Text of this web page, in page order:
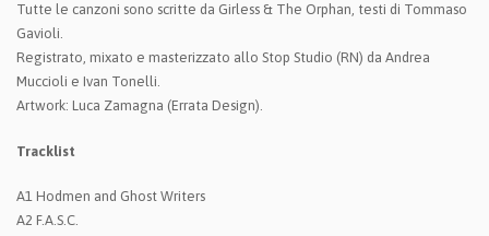
Tutte le canzoni sono scritte da Girless & The Orphan, testi di Tommaso
Gavioli.
Registrato, mixato e masterizzato allo Stop Studio (RN) da Andrea
Muccioli e Ivan Tonelli.
Artwork: Luca Zamagna (Errata Design).
Tracklist
A1 Hodmen and Ghost Writers
A2 F.A.S.C.